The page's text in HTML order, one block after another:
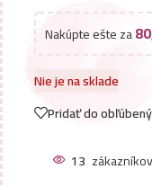
Nakúpte ešte za
Nie je na sklade
Pridať do
13